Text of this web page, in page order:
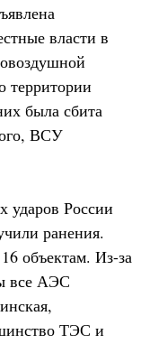
власти в
территории
была сбита
ВСУ
ударов России
ранения.
объектам. Из-за
все АЭС
ТЭС и